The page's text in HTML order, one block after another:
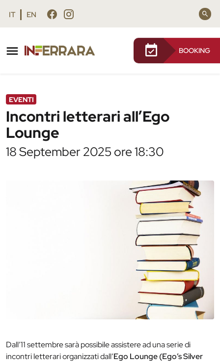
Vai al contenuto principale
Vai al footer
IT EN
BOOKING
Incontri letterari all’Ego Lounge
EVENTI
Incontri letterari all’Ego
Lounge
18 September 2025 ore 18:30
Dall’11 settembre sarà possibile assistere ad una serie di
incontri letterari organizzati dall’Ego Lounge (Ego’s Silver